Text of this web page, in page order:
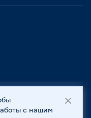
г. Калининград,
КПП 390601001 ©
с нашим